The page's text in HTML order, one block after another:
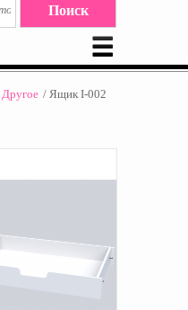
Другое / Ящик I-002